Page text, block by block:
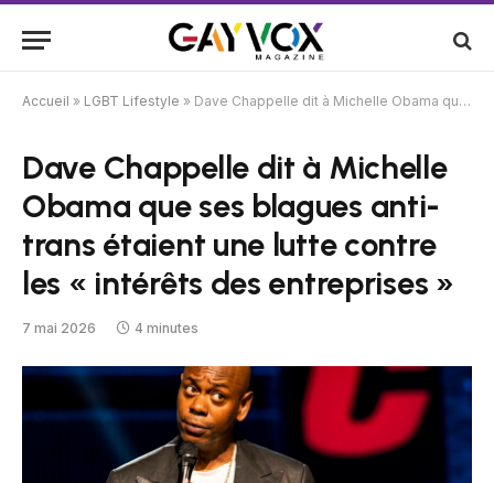
Accueil » LGBT Lifestyle » Dave Chappelle dit à Michelle Obama que ses blagues anti-trans étaient une lutte contre les « intérêts des entreprises »
Dave Chappelle dit à Michelle
Obama que ses blagues anti-
trans étaient une lutte contre
les « intérêts des entreprises »
7 mai 2026 4 minutes